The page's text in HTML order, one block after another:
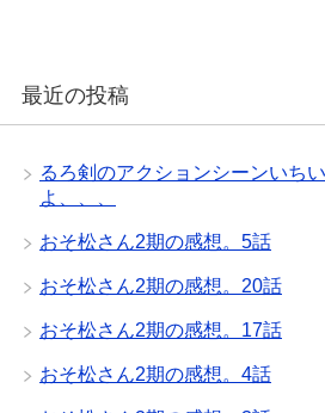
最近の投稿
るろ剣のアクションシーンいち
よ、、、
おそ松さん2期の感想。5話
おそ松さん2期の感想。20話
おそ松さん2期の感想。17話
おそ松さん2期の感想。4話